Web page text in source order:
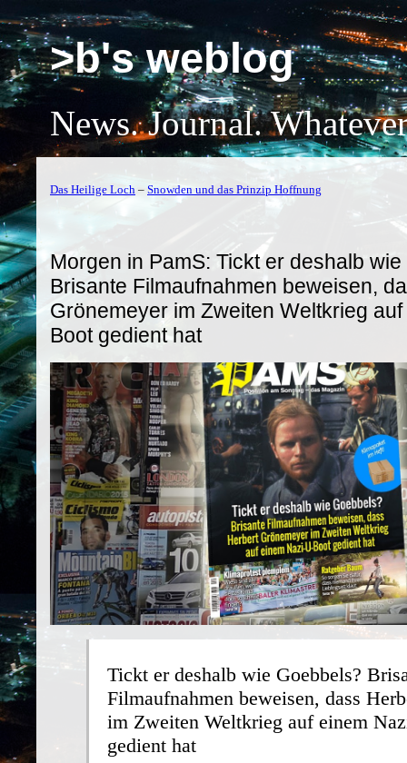
>b's weblog
News. Journal.
Das Heilige Loch – Snowden und das Prinzip Hoffnung
Morgen in PamS: Tickt er deshalb
Brisante Filmaufnahmen beweisen,
Grönemeyer im Zweiten Weltkrieg
Boot gedient hat
Tickt er deshalb wie Goebbels?
Filmaufnahmen beweisen, dass
im Zweiten Weltkrieg auf einem
gedient hat